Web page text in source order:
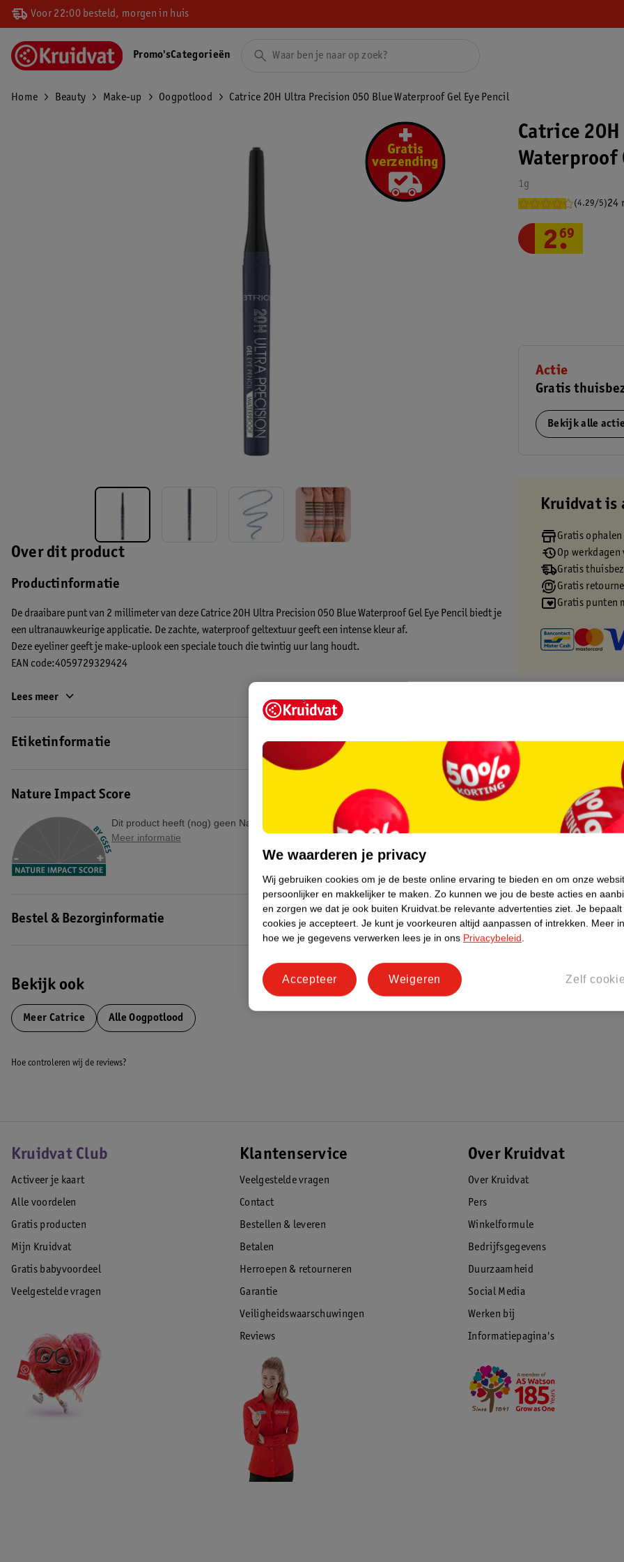
Voor 22:00 besteld, morgen in huis
Promo'sCategorieën
Home Beauty Make-up Oogpotlood Catrice 20H Ultra Precision 050 Blue Waterproof Gel Eye Pencil
Over dit product
Productinformatie
De draaibare punt van 2 millimeter van deze Catrice 20H Ultra Precision 050 Blue Waterproof Gel Eye Pencil biedt je
een ultranauwkeurige applicatie. De zachte, waterproof geltextuur geeft een intense kleur af.
Deze eyeliner geeft je make-uplook een speciale touch die twintig uur lang houdt.
EAN code:4059729329424
Lees meer
Etiketinformatie
Nature Impact Score
Dit product heeft (nog) geen Nature Impact Score.
Meer informatie
Bestel & Bezorginformatie
Bekijk ook
Meer Catrice Alle Oogpotlood
Catrice
Waterproof
1g
(4.29/5)24
2.
69
Actie
Gratis
Bekijk alle
Kruidvat is
Gratis
Op
Gratis
Gratis
Gratis punten
Hoe controleren wij de reviews?
Kruidvat Club
Activeer je kaart
Alle voordelen
Gratis producten
Mijn Kruidvat
Gratis babyvoordeel
Veelgestelde vragen
Klantenservice
Veelgestelde vragen
Contact
Bestellen & leveren
Betalen
Herroepen & retourneren
Garantie
Veiligheidswaarschuwingen
Reviews
Over Kruidvat
Over Kruidvat
Pers
Winkelformule
Bedrijfsgegevens
Duurzaamheid
Social Media
Werken bij
Informatiepagina's
We waarderen je privacy
Wij gebruiken cookies om je de beste online ervaring te bieden en om onze
persoonlijker en makkelijker te maken. Zo kunnen we jou de beste acties en
en zorgen we dat je ook buiten Kruidvat.be relevante advertenties ziet. Je
cookies je accepteert. Je kunt je voorkeuren altijd aanpassen of intrekken. Meer
hoe we je gegevens verwerken lees je in ons Privacybeleid.
Zelf
Weigeren
Accepteer